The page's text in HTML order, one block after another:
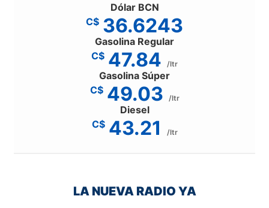
Dólar BCN
C$ 36.6243
Gasolina Regular
C$ 47.84 /ltr
Gasolina Súper
C$ 49.03 /ltr
Diesel
C$ 43.21 /ltr
LA NUEVA RADIO YA